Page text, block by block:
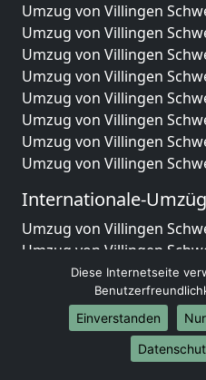
Umzug von Villingen
Umzug von Villingen
Umzug von Villingen
Umzug von Villingen
Umzug von Villingen
Umzug von Villingen
Umzug von Villingen
Umzug von Villingen
Internationale-
Umzug von Villingen
Umzug von Villingen
Darussalam
Umzug von Villingen
Umzug von Villingen
Umzug von Villingen
Diese Internetseite
Einverstanden